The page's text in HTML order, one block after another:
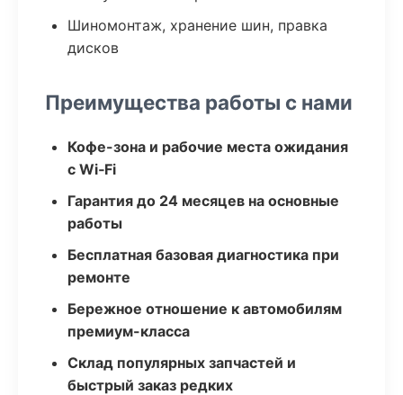
Шиномонтаж, хранение шин, правка
дисков
Преимущества работы с нами
Кофе-зона и рабочие места ожидания
с Wi‑Fi
Гарантия до 24 месяцев на основные
работы
Бесплатная базовая диагностика при
ремонте
Бережное отношение к автомобилям
премиум-класса
Склад популярных запчастей и
быстрый заказ редких